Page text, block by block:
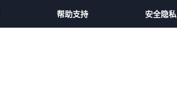
帮助支持 安全隐私